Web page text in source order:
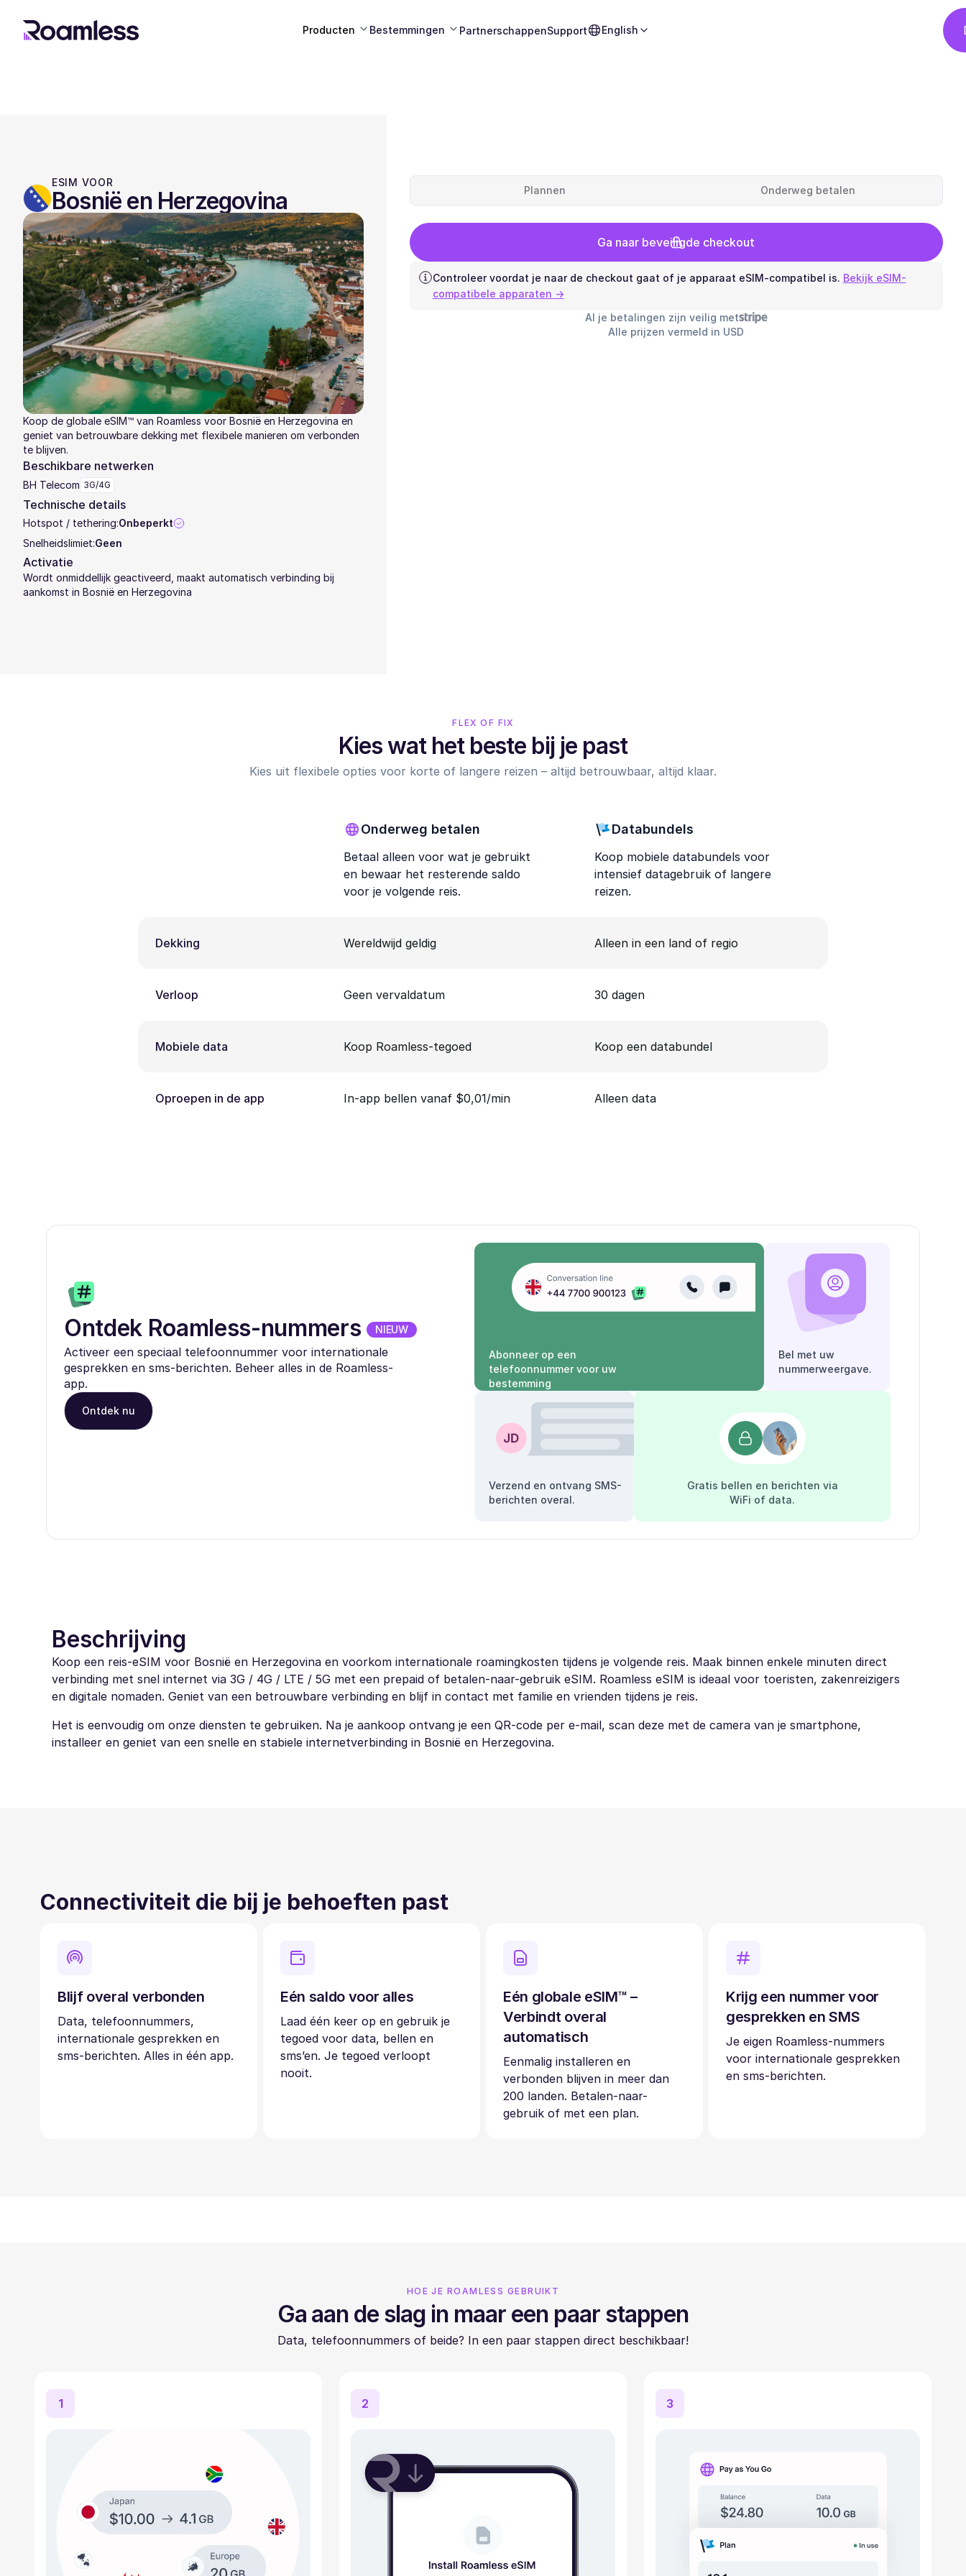
Producten Bestemmingen PartnerschappenSupport English
ESIM VOOR
Bosnië en Herzegovina
Koop de globale eSIM™ van Roamless voor Bosnië en Herzegovina en
geniet van betrouwbare dekking met flexibele manieren om verbonden
te blijven.
Beschikbare netwerken
BH Telecom 3G/4G
Technische details
Hotspot / tethering:Onbeperkt
Snelheidslimiet:Geen
Activatie
Wordt onmiddellijk geactiveerd, maakt automatisch verbinding bij
aankomst in Bosnië en Herzegovina
Plannen Onderweg betalen
Ga naar beveiligde checkout
Controleer voordat je naar de checkout gaat of je apparaat eSIM-compatibel is. Bekijk eSIM-
compatibele apparaten →
Al je betalingen zijn veilig met
Alle prijzen vermeld in USD
FLEX OF FIX
Kies wat het beste bij je past
Kies uit flexibele opties voor korte of langere reizen – altijd betrouwbaar, altijd klaar.
Onderweg betalen
Betaal alleen voor wat je gebruikt
en bewaar het resterende saldo
voor je volgende reis.
Databundels
Koop mobiele databundels voor
intensief datagebruik of langere
reizen.
Dekking Wereldwijd geldig Alleen in een land of regio
Verloop Geen vervaldatum 30 dagen
Mobiele data Koop Roamless-tegoed Koop een databundel
Oproepen in de app In-app bellen vanaf $0,01/min Alleen data
Ontdek Roamless-nummers NIEUW
Activeer een speciaal telefoonnummer voor internationale
gesprekken en sms-berichten. Beheer alles in de Roamless-
app.
Ontdek nu
Abonneer op een
telefoonnummer voor uw
bestemming
Bel met uw
nummerweergave.
Verzend en ontvang SMS-
berichten overal.
Gratis bellen en berichten via
WiFi of data.
Beschrijving
Koop een reis-eSIM voor Bosnië en Herzegovina en voorkom internationale roamingkosten tijdens je volgende reis. Maak binnen enkele minuten direct
verbinding met snel internet via 3G / 4G / LTE / 5G met een prepaid of betalen-naar-gebruik eSIM. Roamless eSIM is ideaal voor toeristen, zakenreizigers
en digitale nomaden. Geniet van een betrouwbare verbinding en blijf in contact met familie en vrienden tijdens je reis.
Het is eenvoudig om onze diensten te gebruiken. Na je aankoop ontvang je een QR-code per e-mail, scan deze met de camera van je smartphone,
installeer en geniet van een snelle en stabiele internetverbinding in Bosnië en Herzegovina.
Connectiviteit die bij je behoeften past
Blijf overal verbonden
Data, telefoonnummers,
internationale gesprekken en
sms-berichten. Alles in één app.
Eén saldo voor alles
Laad één keer op en gebruik je
tegoed voor data, bellen en
sms’en. Je tegoed verloopt
nooit.
Eén globale eSIM™ –
Verbindt overal
automatisch
Eenmalig installeren en
verbonden blijven in meer dan
200 landen. Betalen-naar-
gebruik of met een plan.
Krijg een nummer voor
gesprekken en SMS
Je eigen Roamless-nummers
voor internationale gesprekken
en sms-berichten.
HOE JE ROAMLESS GEBRUIKT
Ga aan de slag in maar een paar stappen
Data, telefoonnummers of beide? In een paar stappen direct beschikbaar!
1 2 3